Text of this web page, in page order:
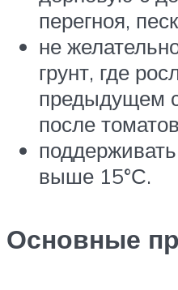
перегноя,
не
грунт, где
предыдущем
после
выше 15°С.
Основные